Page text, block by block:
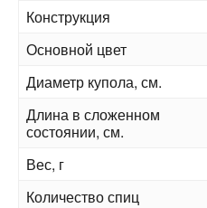
Конструкция
Основной цвет
Диаметр купола, см.
Длина в сложенном
состоянии, см.
Вес, г
Количество спиц